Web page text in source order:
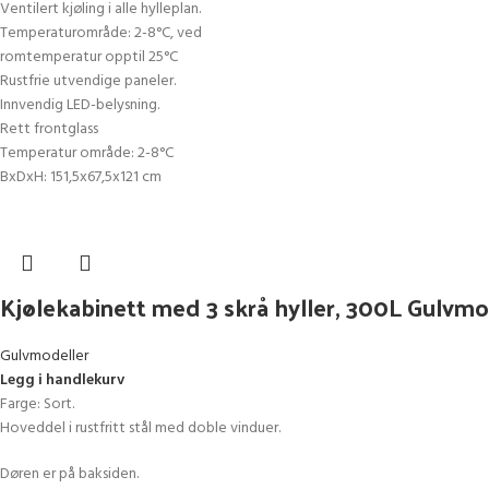
Ventilert kjøling i alle hylleplan.
Temperaturområde: 2-8°C, ved
romtemperatur opptil 25°C
Rustfrie utvendige paneler.
Innvendig LED-belysning.
Rett frontglass
Temperatur område: 2-8°C
BxDxH: 151,5x67,5x121 cm
Kjølekabinett med 3 skrå hyller, 300L
Gulvmodeller
Legg i handlekurv
Farge: Sort.
Hoveddel i rustfritt stål med doble vinduer.
Døren er på baksiden.